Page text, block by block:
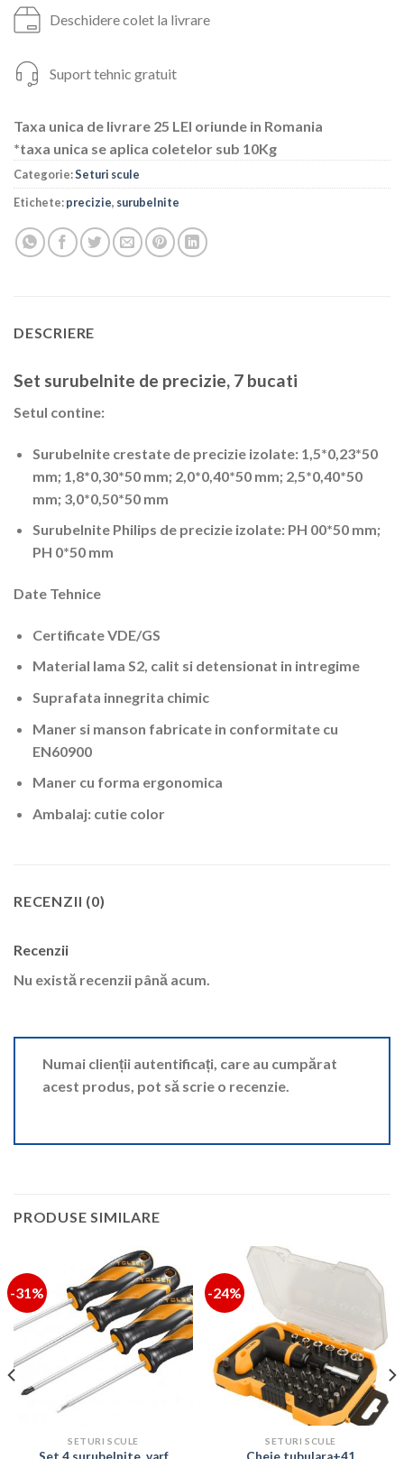
Deschidere colet la livrare
Suport tehnic gratuit
Taxa unica de livrare 25 LEI oriunde in Romania
*taxa unica se aplica coletelor sub 10Kg
Categorie:Seturi scule
Etichete:precizie, surubelnite
DESCRIERE
Set surubelnite de precizie, 7 bucati
Setul contine:
Surubelnite crestate de precizie izolate: 1,5*0,23*50
mm; 1,8*0,30*50 mm; 2,0*0,40*50 mm; 2,5*0,40*50
mm; 3,0*0,50*50 mm
Surubelnite Philips de precizie izolate: PH 00*50 mm;
PH 0*50 mm
Date Tehnice
Certificate VDE/GS
Material lama S2, calit si detensionat in intregime
Suprafata innegrita chimic
Maner si manson fabricate in conformitate cu
EN60900
Maner cu forma ergonomica
Ambalaj: cutie color
RECENZII (0)
Recenzii
Nu există recenzii până acum.
Numai clienții autentificați, care au cumpărat
acest produs, pot să scrie o recenzie.
PRODUSE SIMILARE
-31%
SETURI SCULE
Set 4 surubelnite, varf
-24%
SETURI SCULE
Cheie tubulara+41